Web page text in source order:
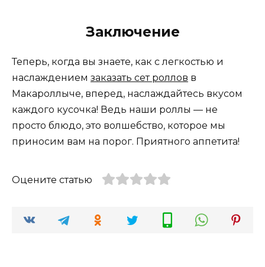
Заключение
Теперь, когда вы знаете, как с легкостью и
наслаждением заказать сет роллов в
Макароллыче, вперед, наслаждайтесь вкусом
каждого кусочка! Ведь наши роллы — не
просто блюдо, это волшебство, которое мы
приносим вам на порог. Приятного аппетита!
Оцените статью